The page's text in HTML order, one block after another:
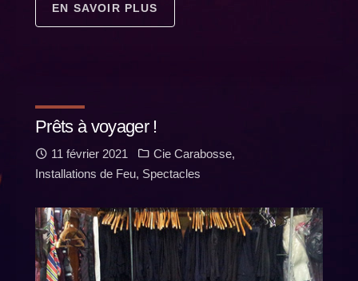
EN SAVOIR PLUS
Prêts à voyager !
11 février 2021 Cie Carabosse,
Installations de Feu, Spectacles